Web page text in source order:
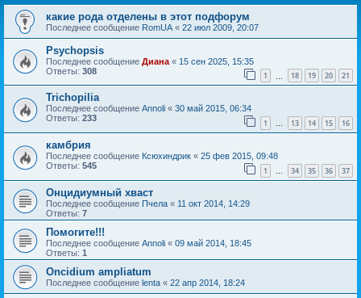
какие рода отделены в этот подфорум
Последнее сообщение RomUA « 22 июл 2009, 20:07
Psychopsis
Последнее сообщение Диана « 15 сен 2025, 15:35
Ответы: 308 1 18 19 20 21
Trichopilia
Последнее сообщение Annoli « 30 май 2015, 06:34
Ответы: 233 1 … 13 14 15 16
камбрия
Последнее сообщение Ксюхиндрик « 25 фев 2015, 09:48
Ответы: 545 1 … 34 35 36 37
Онцидиумный хваст
Последнее сообщение Пчела « 11 окт 2014, 14:29
Ответы: 7
Помогите!!!
Последнее сообщение Annoli « 09 май 2014, 18:45
Ответы: 1
Oncidium ampliatum
Последнее сообщение lenta « 22 апр 2014, 18:24